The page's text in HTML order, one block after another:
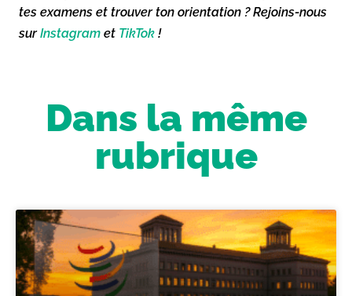
tes examens et trouver ton orientation ? Rejoins-nous
surInstagram et TikTok !
Dans la même
rubrique